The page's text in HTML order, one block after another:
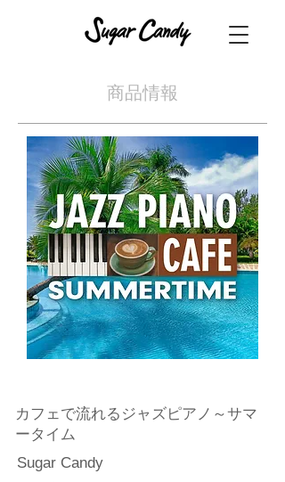
​商品情報
カフェで流れるジャズピアノ～サマ
ータイム
Sugar Candy